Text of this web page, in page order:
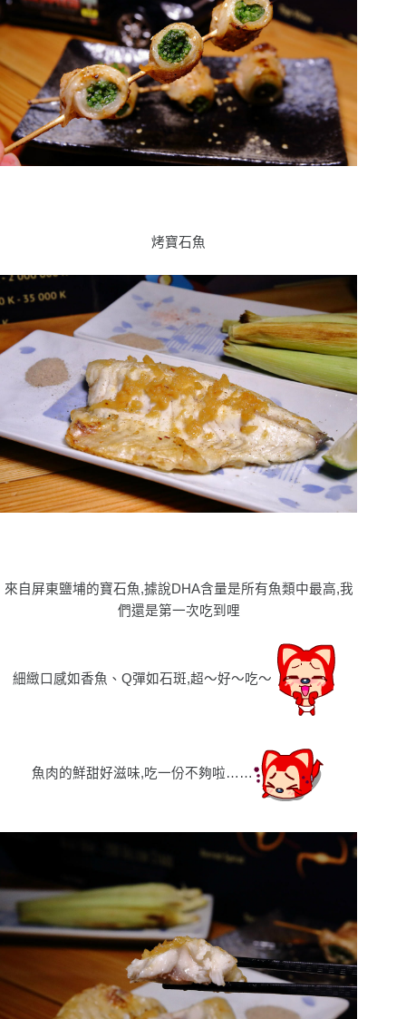
烤寶石魚
來自屏東鹽埔的寶石魚,據說DHA含量是所有魚類中最高,我
們還是第一次吃到哩
細緻口感如香魚、Q彈如石斑,超〜好〜吃〜
魚肉的鮮甜好滋味,吃一份不夠啦……